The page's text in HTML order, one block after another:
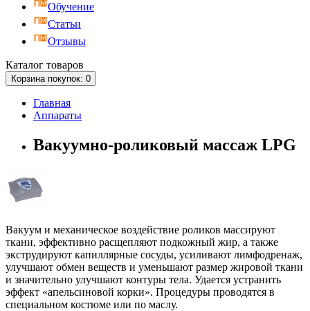
Обучение
Статьи
Отзывы
Каталог товаров
Корзинапокупок: 0
Главная
Аппараты
Вакуумно-роликовый массаж LPG
Вакуум и механическое воздействие роликов массируют
ткани, эффективно расщепляют подкожный жир, а так­же
экструдируют капиллярные сосуды, усиливают лимфодренаж,
улучшают обмен веществ и уменьшают раз­мер жировой ткани
и значительно улучшают контуры тела. Удается устранить
эффект «апель­си­но­вой корки». Процедуры проводятся в
специальном костюме или по маслу.